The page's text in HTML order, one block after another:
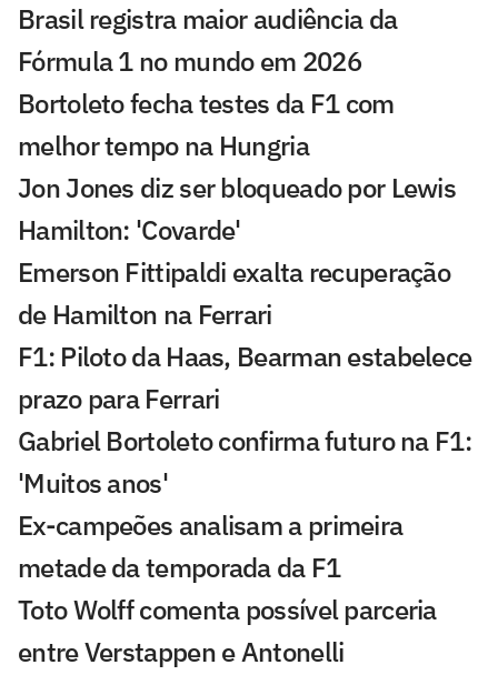
Brasil registra maior audiência da
Fórmula 1 no mundo em 2026
Bortoleto fecha testes da F1 com
melhor tempo na Hungria
Jon Jones diz ser bloqueado por Lewis
Hamilton: 'Covarde'
Emerson Fittipaldi exalta recuperação
de Hamilton na Ferrari
F1: Piloto da Haas, Bearman estabelece
prazo para Ferrari
Gabriel Bortoleto confirma futuro na F1:
'Muitos anos'
Ex-campeões analisam a primeira
metade da temporada da F1
Toto Wolff comenta possível parceria
entre Verstappen e Antonelli